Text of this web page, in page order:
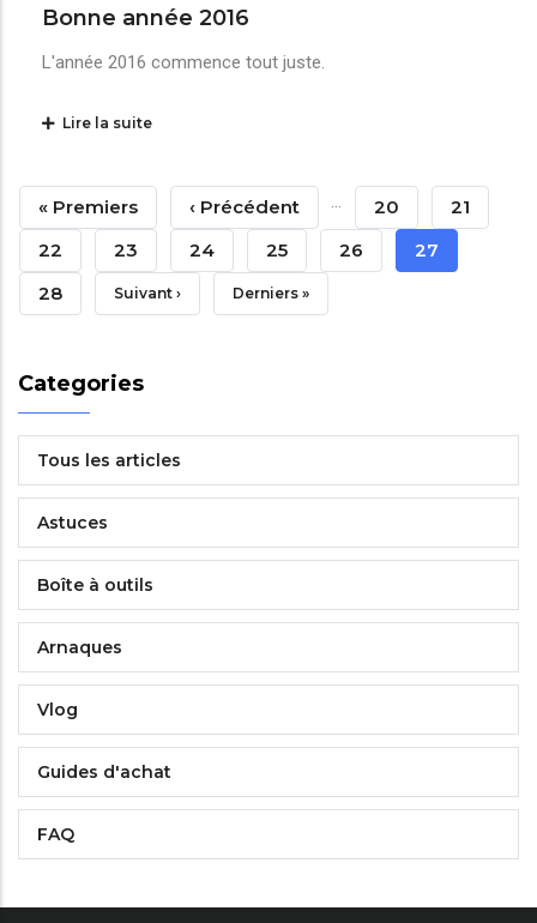
Bonne année 2016
L'année 2016 commence tout juste.
Lire la suite
Pagination
Première
Page
« Premiers
Page
Précédente
‹ Précédent … Page
20 Page
21
Page
22 Page
23 Page
24 Page
25 Page
26
Page
27
Page
28 Page
Suivant › Dernière
Derniers »
Categories
Tous les articles
Astuces
Boîte à outils
Arnaques
Vlog
Guides d'achat
FAQ